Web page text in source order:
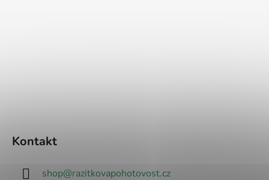
Kontakt
shop@razitkovapohotovost.cz